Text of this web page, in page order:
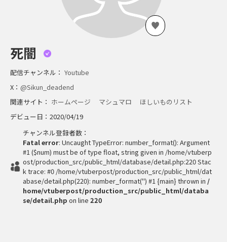
死闇
配信チャンネル： Youtube
X： @Sikun_deadend
関連サイト： ホームページ マシュマロ
ほしいものリスト
デビュー日：2020/04/19
チャンネル登録者数：
Fatal error: Uncaught TypeError: number_format(): Argument
#1 ($num) must be of type float, string given in /home/vtuberp
ost/production_src/public_html/database/detail.php:220 Stac
k trace: #0 /home/vtuberpost/production_src/public_html/dat
abase/detail.php(220): number_format('') #1 {main} thrown in /
home/vtuberpost/production_src/public_html/databa
se/detail.php on line 220